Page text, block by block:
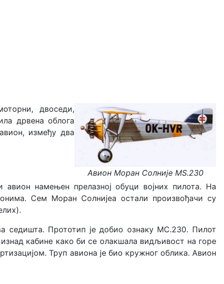
Авион Моран Солније MS.230
двоседи,
дрвена облога
између два
намењен прелазној обуци војних пилота. На
Сем Моран Солнијеа остали произвођачи су
седишта. Прототип је добио ознаку МС.230. Пилот
кабине како би се олакшала видљивост на горе
Труп авиона је био кружног облика. Авион